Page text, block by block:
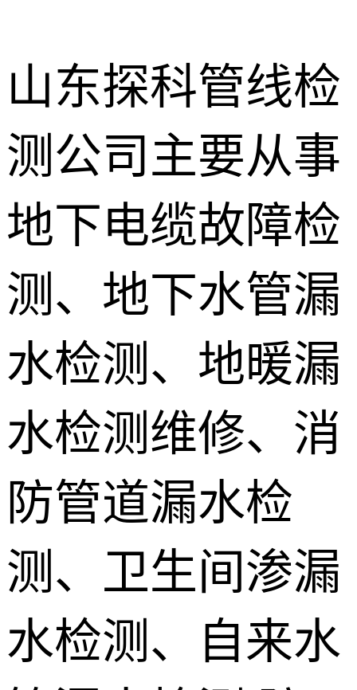
山东探科管线检
测公司主要从事
地下电缆故障检
测、地下水管漏
水检测、地暖漏
水检测维修、消
防管道漏水检
测、卫生间渗漏
水检测、自来水
地下暗管漏
水检测
卫生间渗漏
水检测
地暖漏水检
测
壁挂炉维修
防水补漏
障检测
测漏水设备
训